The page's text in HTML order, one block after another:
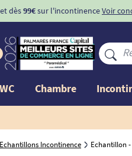
et dès99€sur l'incontinenceVoir
Chambre
Echantillons Incontinence Echantillon -